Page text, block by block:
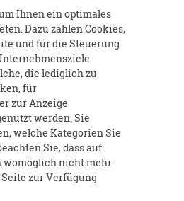
im Mittelpunkt.
24.09.2025 von 09:00 bis
Jacob-Winter-
erforderlich
Ihnen ein optimales
Dazu zählen Cookies,
und für die Steuerung
die lediglich zu
für
zur Anzeige
werden. Sie
welche Kategorien Sie
Sie, dass auf
womöglich nicht mehr
zur Verfügung